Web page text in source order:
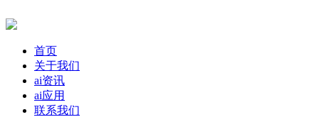
首页
关于我们
ai资讯
ai应用
联系我们